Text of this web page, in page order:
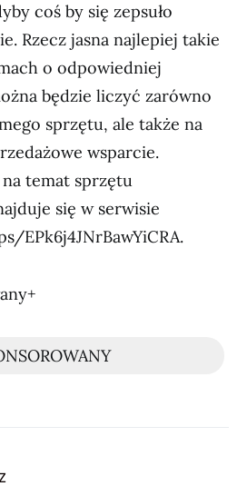
coś by się zepsuło
Rzecz jasna najlepiej takie
o odpowiedniej
będzie liczyć zarówno
sprzętu, ale także na
wsparcie.
temat sprzętu
się w serwisie
EPk6j4JNrBawYiCRA.